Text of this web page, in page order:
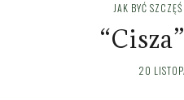
JAK BYĆ
20